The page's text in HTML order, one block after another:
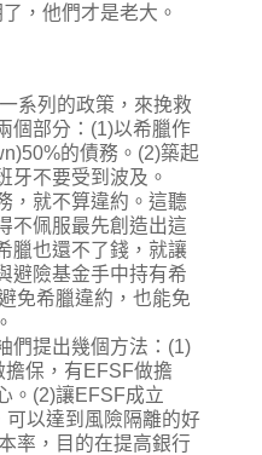
，他們才是老大。
系列的政策，來挽救
個部分：(1)以希臘作
的債務。(2)築起
牙不要受到波及。
，就不算違約。這聽
不佩服最先創造出這
臘也還不了錢，就讓
避險基金手中持有希
免希臘違約，也能免
們提出幾個方法：(1)
保，有EFSF做擔
。(2)讓EFSF成立
可以達到風險隔離的好
率，目的在提高銀行